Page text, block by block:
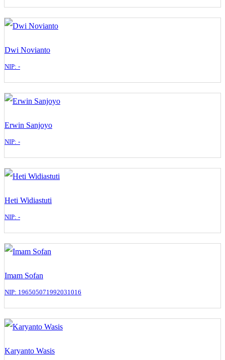
Dwi Novianto
NIP: -
Erwin Sanjoyo
NIP: -
Heti Widiastuti
NIP: -
Imam Sofan
NIP: 196505071992031016
Karyanto Wasis